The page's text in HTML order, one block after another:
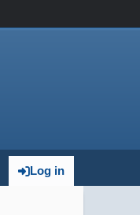
Log in